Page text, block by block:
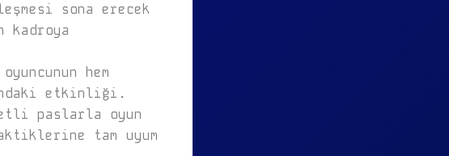
sona erecek
kadroya
hem
etkinliği.
paslarla oyun
tam uyum